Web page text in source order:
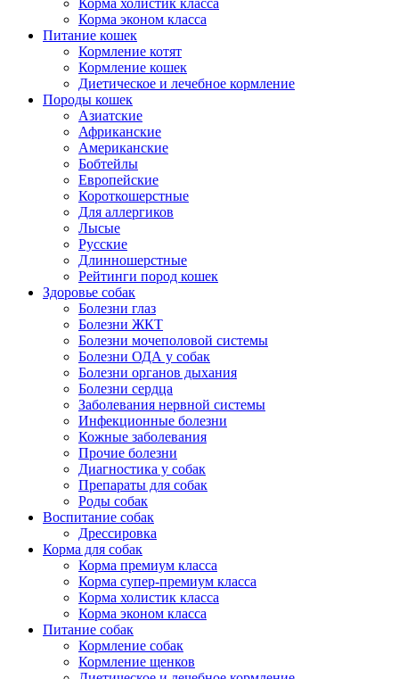
Корма холистик класса
Корма эконом класса
Питание кошек
Кормление котят
Кормление кошек
Диетическое и лечебное кормление
Породы кошек
Азиатские
Африканские
Американские
Бобтейлы
Европейские
Короткошерстные
Для аллергиков
Лысые
Русские
Длинношерстные
Рейтинги пород кошек
Здоровье собак
Болезни глаз
Болезни ЖКТ
Болезни мочеполовой системы
Болезни ОДА у собак
Болезни органов дыхания
Болезни сердца
Заболевания нервной системы
Инфекционные болезни
Кожные заболевания
Прочие болезни
Диагностика у собак
Препараты для собак
Роды собак
Воспитание собак
Дрессировка
Корма для собак
Корма премиум класса
Корма супер-премиум класса
Корма холистик класса
Корма эконом класса
Питание собак
Кормление собак
Кормление щенков